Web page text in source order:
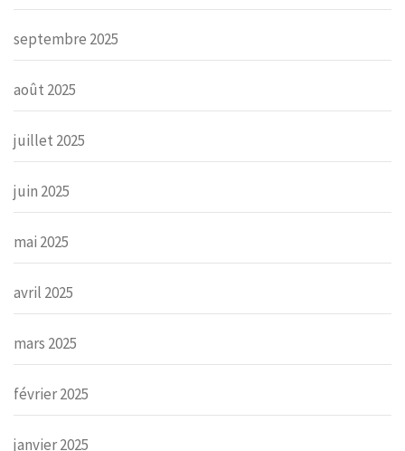
septembre 2025
août 2025
juillet 2025
juin 2025
mai 2025
avril 2025
mars 2025
février 2025
janvier 2025